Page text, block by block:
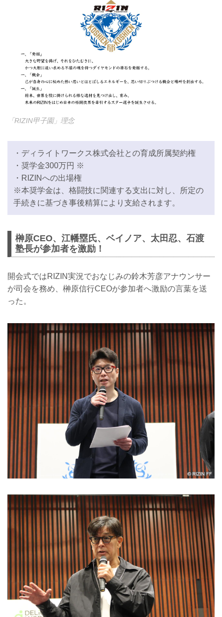
「RIZIN甲子園」理念
・ディライトワークス株式会社との育成所属契約権
・奨学金300万円 ※
・RIZINへの出場権
※本奨学金は、格闘技に関連する支出に対し、所定の
手続きに基づき事後精算により支給されます。
榊原CEO、江幡塁氏、ベイノア、太田忍、石渡
塾長が参加者を激励！
開会式ではRIZIN実況でおなじみの鈴木芳彦アナウンサー
が司会を務め、榊原信行CEOが参加者へ激励の言葉を送
った。